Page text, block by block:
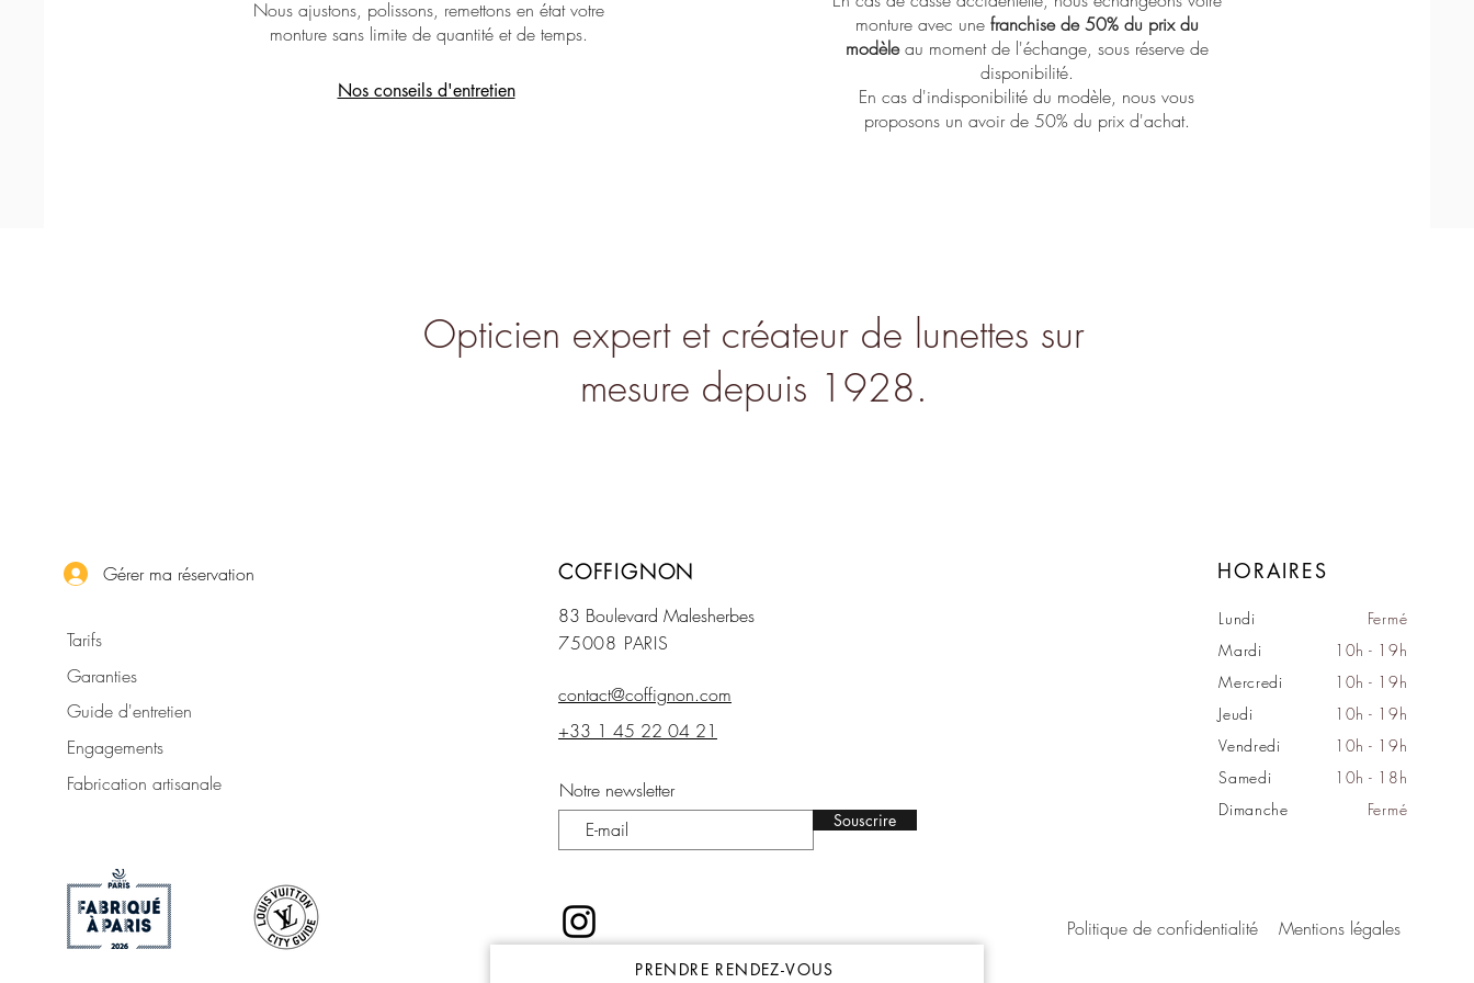
Nous ajustons, polissons, remettons en état votre
monture sans limite de quantité et de temps.
Nos conseils d'entretien
monture avec une franchise de 50% du prix du
modèleau moment de l'échange, sous réserve de
disponibilité.
En cas d'indisponibilité du modèle, nous vous
proposons un avoir de 50% du prix d'achat.
PRENDRE RENDEZ-VOUS
Opticien expert et créateur de lunettes sur
mesure depuis 1928.
Gérer ma réservation
Tarifs
Garanties
Guide d'entretien
Engagements
Fabrication artisanale
COFFIGNON
83 Boulevard Malesherbes
75008 PARIS
contact@coffignon.com
+33 1 45 22 04 21
Notre newsletter
Souscrire
HORAIRES
Lundi
Mardi
Mercredi
Jeudi
Vendredi
Samedi
Dimanche
Fermé
10h - 19h
10h - 19h
10h - 19h
10h - 19h
10h - 18h
Fermé
Politique de confidentialité Mentions légales